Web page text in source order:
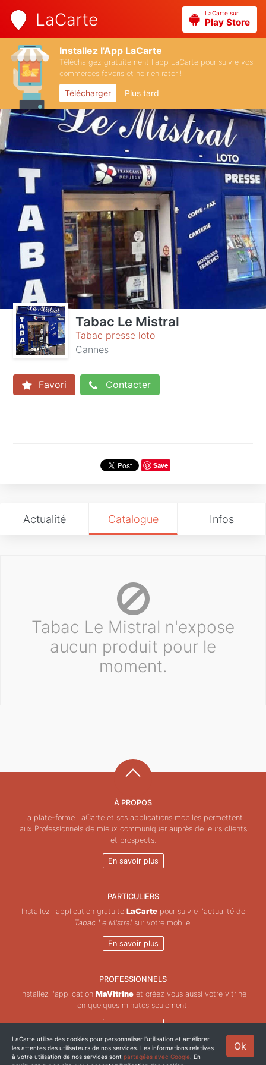
LaCarte LaCarte sur
Play Store
Installez l'App LaCarte
Téléchargez gratuitement l'app LaCarte pour suivre vos
commerces favoris et ne rien rater !
Télécharger Plus tard
Tabac Le Mistral
Tabac presse loto
Cannes
Favori Contacter
Save
Actualité Catalogue Infos
Tabac Le Mistral n'expose
aucun produit pour le
moment.
À PROPOS
La plate-forme LaCarte et ses applications mobiles permettent
aux Professionnels de mieux communiquer auprès de leurs clients
et prospects.
En savoir plus
PARTICULIERS
Installez l'application gratuite LaCartepour suivre l'actualité de
Tabac Le Mistral sur votre mobile.
En savoir plus
PROFESSIONNELS
Installez l'application MaVitrineet créez vous aussi votre vitrine
en quelques minutes seulement.
En savoir plus
Copyright © ZeMAP 2026 - Tous droits réservés. Ok
LaCarte utilise des cookies pour personnaliser l'utilisation et améliorer
les attentes des utilisateurs de nos services. Les informations relatives
à votre utilisation de nos services sont partagées avec Google . En